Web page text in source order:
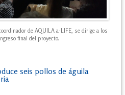
de AQUILA a-LIFE, se dirige a los
final del proyecto.
seis pollos de águila